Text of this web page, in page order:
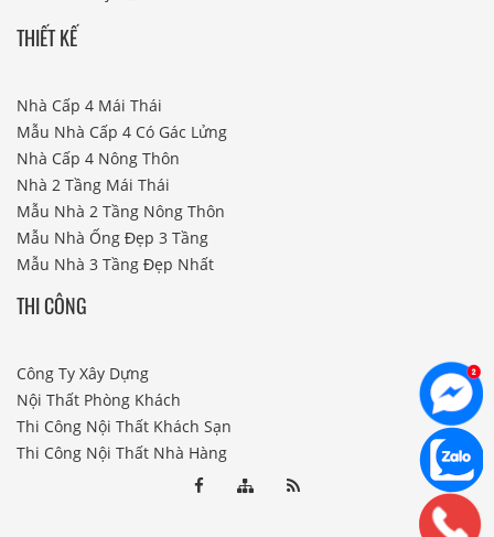
THIẾT KẾ
Nhà Cấp 4 Mái Thái
Mẫu Nhà Cấp 4 Có Gác Lửng
Nhà Cấp 4 Nông Thôn
Nhà 2 Tầng Mái Thái
Mẫu Nhà 2 Tầng Nông Thôn
Mẫu Nhà Ống Đẹp 3 Tầng
Mẫu Nhà 3 Tầng Đẹp Nhất
THI CÔNG
Công Ty Xây Dựng
Nội Thất Phòng Khách
Thi Công Nội Thất Khách Sạn
Thi Công Nội Thất Nhà Hàng